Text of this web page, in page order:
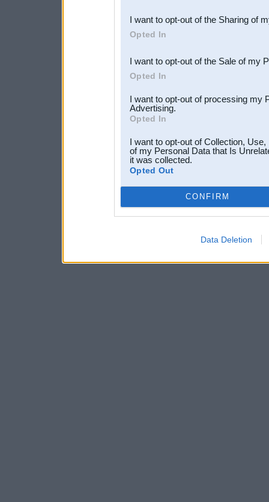
Downstream Participants
third parties.
I want to opt-out of the Sharing of
Opted In
I want to opt-out of the Sale of my
Opted In
I want to opt-out of processing my
Advertising.
Opted In
I want to opt-out of Collection,
of my Personal Data that Is
it was collected.
Opted Out
CONFIRM
Data Deletion